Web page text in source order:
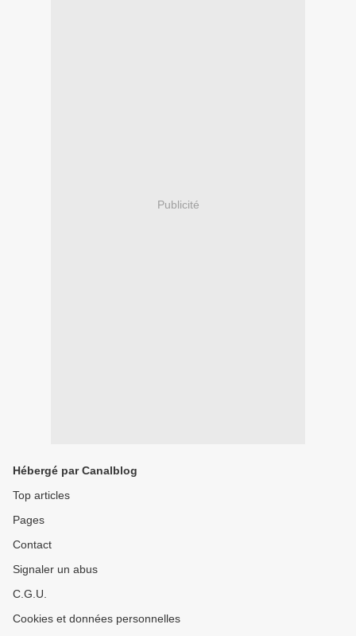
Publicité
Hébergé par Canalblog
Top articles
Pages
Contact
Signaler un abus
C.G.U.
Cookies et données personnelles